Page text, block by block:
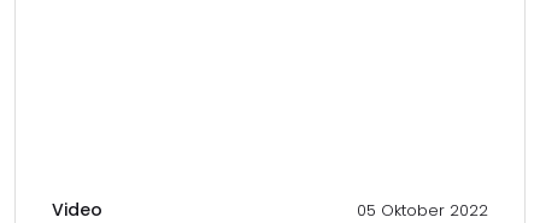
Video 05 Oktober 2022